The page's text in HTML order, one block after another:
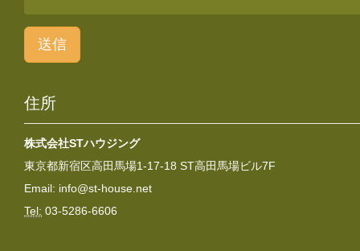
送信
住所
株式会社STハウジング
東京都新宿区高田馬場1-17-18 ST高田馬場ビル7F
Email: info@st-house.net
Tel: 03-5286-6606